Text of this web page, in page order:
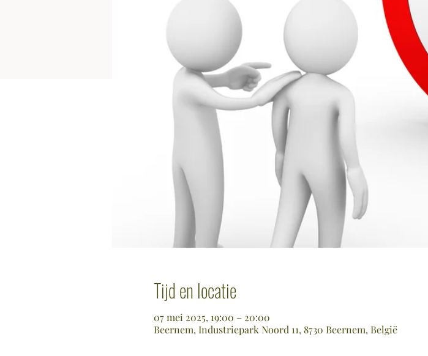
Tijd en locatie
07 mei 2025, 19:00 – 20:00
Beernem, Industriepark Noord 11, 8730 Beernem, België